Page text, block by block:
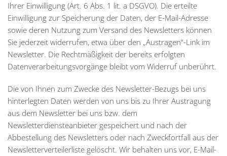
Ihrer Einwilligung (Art. 6 Abs. 1 lit. a DSGVO). Die erteilte
Einwilligung zur Speicherung der Daten, der E-Mail-Adresse
sowie deren Nutzung zum Versand des Newsletters können
Sie jederzeit widerrufen, etwa über den „Austragen“-Link im
Newsletter. Die Rechtmäßigkeit der bereits erfolgten
Datenverarbeitungsvorgänge bleibt vom Widerruf unberührt.
Die von Ihnen zum Zwecke des Newsletter-Bezugs bei uns
hinterlegten Daten werden von uns bis zu Ihrer Austragung
aus dem Newsletter bei uns bzw. dem
Newsletterdiensteanbieter gespeichert und nach der
Abbestellung des Newsletters oder nach Zweckfortfall aus der
Newsletterverteilerliste gelöscht. Wir behalten uns vor, E-Mail-